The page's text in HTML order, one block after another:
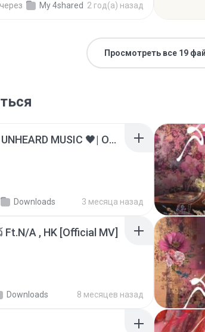
через My 4shared 2 год(а) назад
Просмотреть все 19
ไม่มีใครรู้ตัวเรา– UNHEARD MUSIC 🖤| Official Lyric Video | เพลงสู้ชีวิต
Downloads 3 месяца назад
Ft.N/A , HK [Official MV]
Downloads 8 месяцев назад